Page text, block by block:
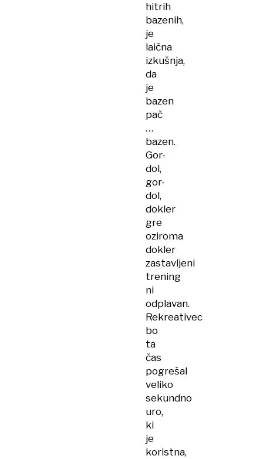
hitrih
bazenih,
je
laična
izkušnja,
da
je
bazen
pač
…
bazen.
Gor-
dol,
gor-
dol,
dokler
gre
oziroma
dokler
zastavljeni
trening
ni
odplavan.
Rekreativec
bo
ta
čas
pogrešal
veliko
sekundno
uro,
ki
je
koristna,